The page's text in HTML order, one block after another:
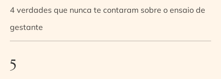
4 verdades que nunca te contaram sobre o ensaio de
gestante
5